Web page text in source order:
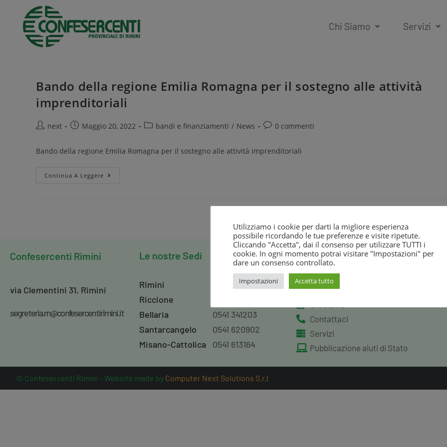
Chi Siamo Servizi
Bando della regione Emilia Romagna per il sostegno alle attività
imprenditoriali
next Maggio 20, 2022 bandi e finanziamenti / News 0 commenti
Bando della regione Emilia Romagna per il sostegno alle attività imprenditoriali
Continua A Leggere
Confesercenti Rimini
via Clementini 31, Rimini
segreteria.rn@confesercentirimini.it
Le nostre Sedi
Rimini
Riccione
Bellaria
Santarcangelo
Misano-Cattolica
0541 52121
0541 341203
0541 620902
0541 613164
Link
Homepage
Contattaci
Servizi
Pubblicazione aiuti di Stato
© Confesercenti Rimini - Website made by Computer Next Solutions S.r.l
Utilizziamo i cookie per darti la migliore esperienza
possibile ricordando le tue preferenze e visite ripetute.
Cliccando "Accetta", dai il consenso per utilizzare TUTTI i
cookie. In ogni momento potrai visitare "Impostazioni" per
dare un consenso controllato.
Impostazioni Accetta tutto